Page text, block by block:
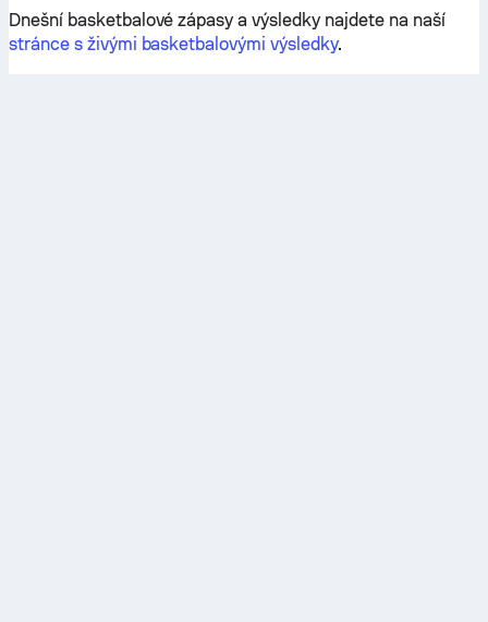
Dnešní basketbalové zápasy a výsledky najdete na naší
stránce s živými basketbalovými výsledky.